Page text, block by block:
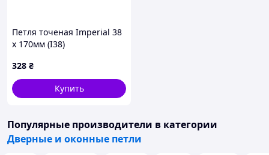
Петля точеная Imperial 38
x 170мм (I38)
328 ₴
Купить
Популярные производители в категории
Дверные и оконные петли